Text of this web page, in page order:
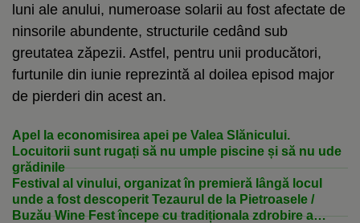
luni ale anului, numeroase solarii au fost afectate de
ninsorile abundente, structurile cedând sub
greutatea zăpezii. Astfel, pentru unii producători,
furtunile din iunie reprezintă al doilea episod major
de pierderi din acest an.
Apel la economisirea apei pe Valea Slănicului.
Locuitorii sunt rugați să nu umple piscine și să nu ude
grădinile
Festival al vinului, organizat în premieră lângă locul
unde a fost descoperit Tezaurul de la Pietroasele /
Buzău Wine Fest începe cu tradiționala zdrobire a